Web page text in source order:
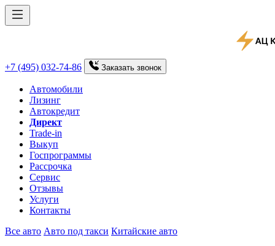
+7 (495) 032-74-86 Заказать звонок
Автомобили
Лизинг
Автокредит
Директ
Trade-in
Выкуп
Госпрограммы
Рассрочка
Сервис
Отзывы
Услуги
Контакты
Все авто Авто под такси Китайские авто